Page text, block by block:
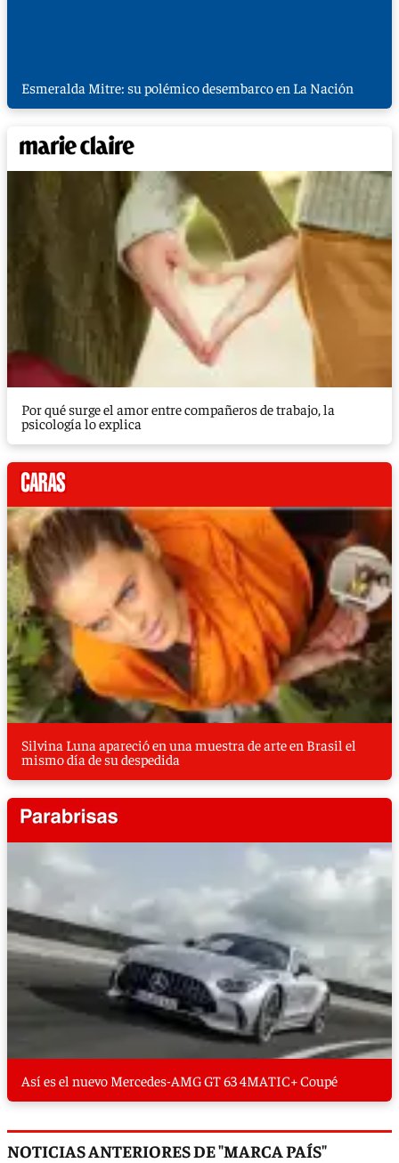
Esmeralda Mitre: su polémico desembarco en La Nación
Por qué surge el amor entre compañeros de trabajo, la
psicología lo explica
Silvina Luna apareció en una muestra de arte en Brasil el
mismo día de su despedida
Así es el nuevo Mercedes-AMG GT 63 4MATIC+ Coupé
NOTICIAS ANTERIORES DE "MARCA PAÍS"